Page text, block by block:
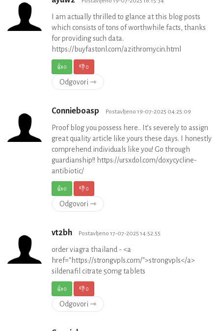
I am actually thrilled to glance at this blog posts
which consists of tons of worthwhile facts, thanks
for providing such data.
https://buyfastonl.com/azithromycin.html
👍0 👎0
Odgovori ⇾
Connieboasp Postavljeno 19-07-2025 04:25:09
Proof blog you possess here.. It’s severely to assign
great quality article like yours these days. I honestly
comprehend individuals like you! Go through
guardianship!! https://ursxdol.com/doxycycline-
antibiotic/
👍0 👎0
Odgovori ⇾
vt2bh Postavljeno 17-07-2025 14:52:55
order viagra thailand - <a
href="https://strongvpls.com/">strongvpls</a>
sildenafil citrate 50mg tablets
👍0 👎0
Odgovori ⇾